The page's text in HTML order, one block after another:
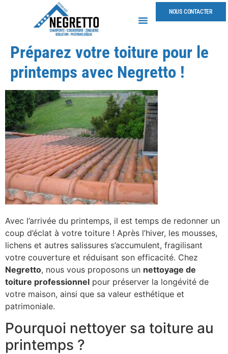
NOUS CONTACTER
Préparez votre toiture pour le
printemps avec Negretto !
Avec l’arrivée du printemps, il est temps de redonner un
coup d’éclat à votre toiture ! Après l’hiver, les mousses,
lichens et autres salissures s’accumulent, fragilisant
votre couverture et réduisant son efficacité. Chez
Negretto, nous vous proposons un nettoyage de
toiture professionnel pour préserver la longévité de
votre maison, ainsi que sa valeur esthétique et
patrimoniale.
Pourquoi nettoyer sa toiture au
printemps ?